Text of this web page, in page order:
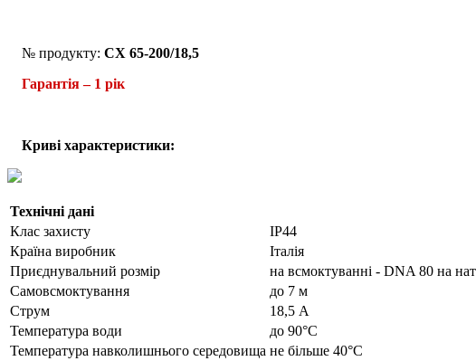
№ продукту: CX 65-200/18,5
Гарантія – 1 рік
Криві характеристики:
Технічні дані
Клас захисту
IP44
Країна виробник
Італія
Приєднувальний розмір
на всмоктуванні - DNA 80 на
Самовсмоктування
до 7 м
Струм
18,5 А
Температура води
до 90°C
Температура навколишнього середовища не більше 40°C